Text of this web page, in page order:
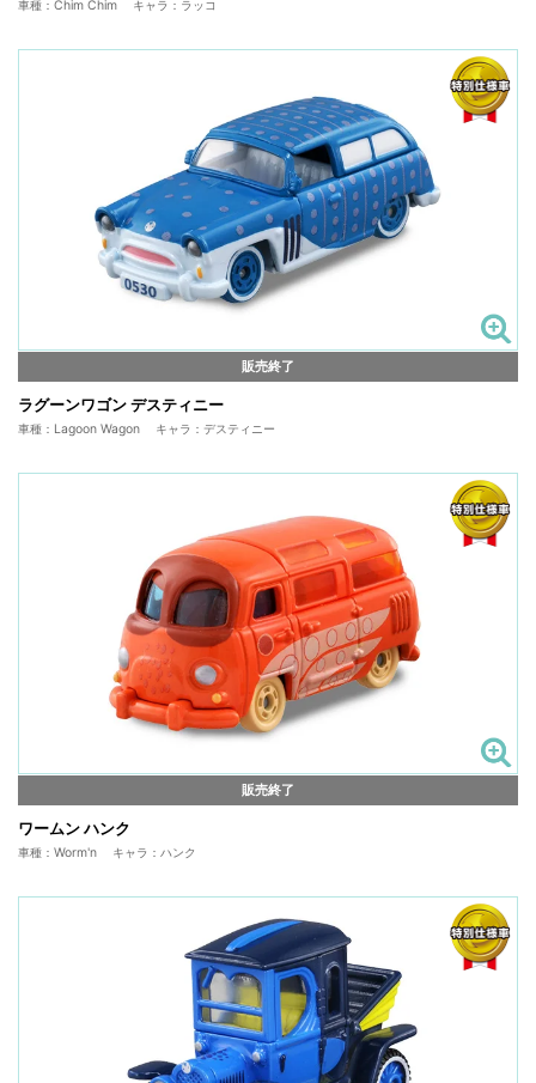
車種：Chim Chim キャラ：ラッコ
販売終了
ラグーンワゴン デスティニー
車種：Lagoon Wagon キャラ：デスティニー
販売終了
ワームン ハンク
車種：Worm'n キャラ：ハンク